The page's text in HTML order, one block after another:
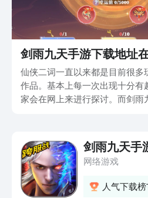
剑雨九天手游下载地址
仙侠二词一直以来都是目前很
作品。基本上每一次出现十分
家会在网上来进行探讨。而剑
载地址到底在哪？剑雨九天手
网络游戏
人气下载